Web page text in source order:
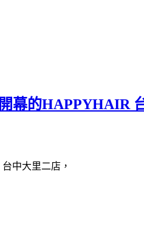
幕的HAPPYHAIR
中大里二店，